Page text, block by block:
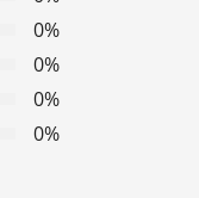
0%
0%
0%
0%